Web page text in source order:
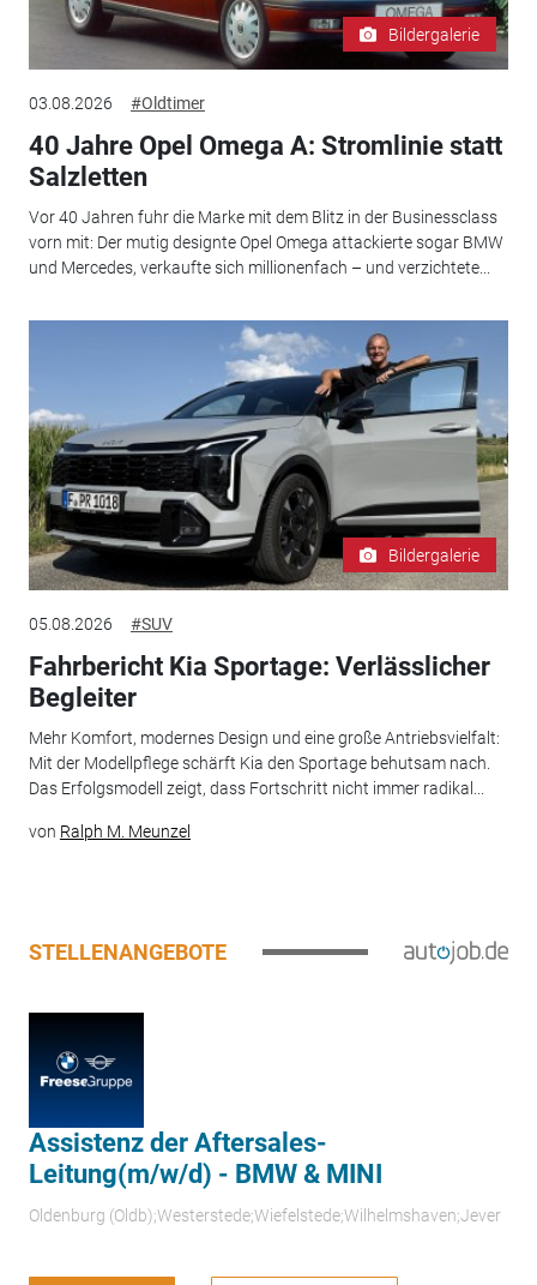
Bildergalerie
03.08.2026 #Oldtimer
40 Jahre Opel Omega A: Stromlinie statt
Salzletten
Vor 40 Jahren fuhr die Marke mit dem Blitz in der Businessclass
vorn mit: Der mutig designte Opel Omega attackierte sogar BMW
und Mercedes, verkaufte sich millionenfach – und verzichtete...
Bildergalerie
05.08.2026 #SUV
Fahrbericht Kia Sportage: Verlässlicher
Begleiter
Mehr Komfort, modernes Design und eine große Antriebsvielfalt:
Mit der Modellpflege schärft Kia den Sportage behutsam nach.
Das Erfolgsmodell zeigt, dass Fortschritt nicht immer radikal...
von Ralph M. Meunzel
STELLENANGEBOTE
Assistenz der Aftersales-
Leitung(m/w/d) - BMW & MINI
Oldenburg (Oldb);Westerstede;Wiefelstede;Wilhelmshaven;Jever